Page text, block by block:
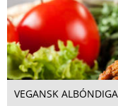
VEGANSK